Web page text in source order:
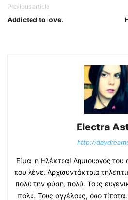
Previous article
Addicted to love.
Electra
http://
Είμαι η Ηλέκτρα! Δημιουργός
που λένε. Αρχισυντάκτρια
πολύ την φύση, πολύ. Τους
πολύ. Τους αγγέλους, όσο